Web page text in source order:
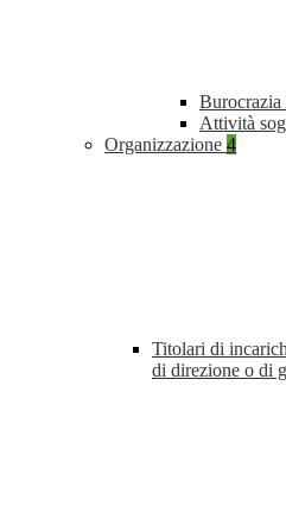
Burocrazia
Attività
Organizzazione 4
Titolari di
di direzione o di